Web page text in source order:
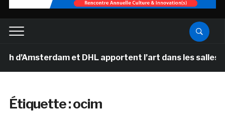
et DHL apportent l’art dans les salles de
Étiquette :ocim